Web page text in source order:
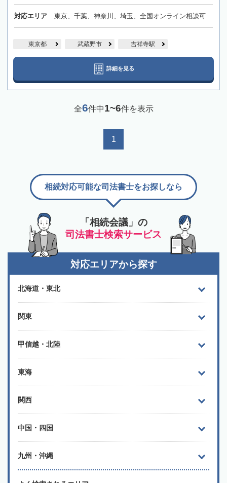
対応エリア 東京、千葉、神奈川、埼玉、全国オンライン相談可
東京都 武蔵野市 吉祥寺駅
詳細を見る
全6件中1~6件を表示
1
「相続会議」の
司法書士検索サービス
相続対応可能な司法書士をお探しなら
対応エリアから探す
北海道・東北
関東
甲信越・北陸
東海
関西
中国・四国
九州・沖縄